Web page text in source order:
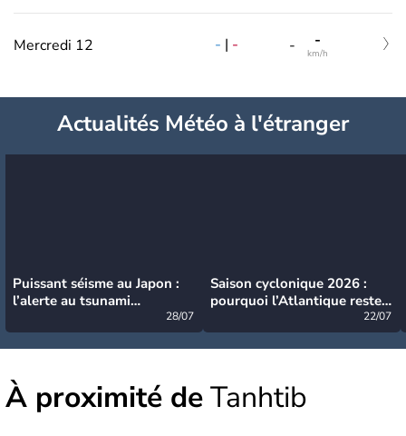
Mercredi 12 - | - - -
km/h
Actualités Météo à l'étranger
Puissant séisme au Japon :
l’alerte au tsunami
28/07
Saison cyclonique 2026 :
pourquoi l’Atlantique reste
22/07
À proximité deTanhtib